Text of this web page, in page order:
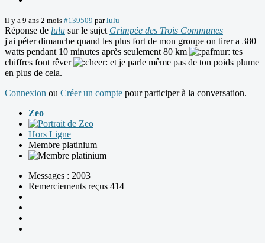
il y a 9 ans 2 mois #139509 parlulu
Réponse de lulu sur le sujet Grimpée des Trois Communes
j'ai péter dimanche quand les plus fort de mon groupe on tirer a 380
watts pendant 10 minutes après seulement 80 km
tes
chiffres font rêver
et je parle même pas de ton poids plume
en plus de cela.
Connexion ou Créer un compte pour participer à la conversation.
Zeo
Hors Ligne
Membre platinium
Messages : 2003
Remerciements reçus 414